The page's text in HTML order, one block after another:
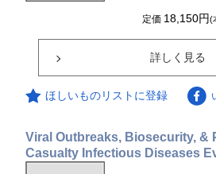
定価 18,150円(
詳しく見る
ほしいものリストに登録
Viral Outbreaks, Biosecurity, &
Casualty Infectious Diseases